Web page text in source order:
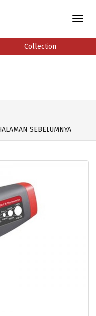
Toggle
Collection
SEBELUMNYA